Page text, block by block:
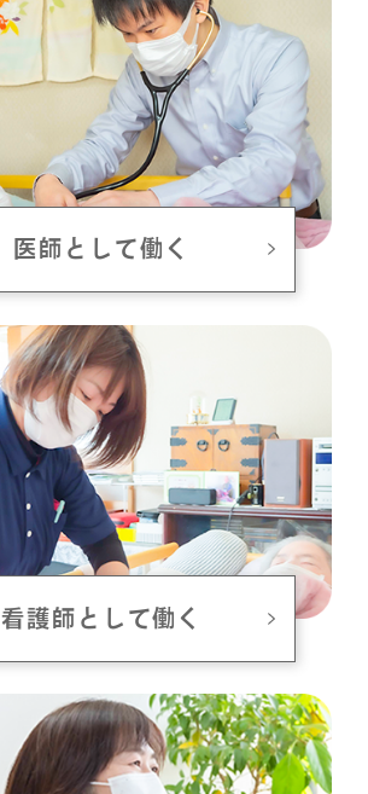
医師として働く
看護師として働く